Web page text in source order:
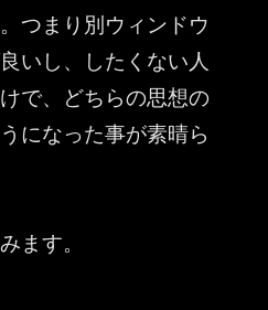
つまり別ウィンドウ
いし、したくない人
で、どちらの思想の
になった事が素晴ら
ます。